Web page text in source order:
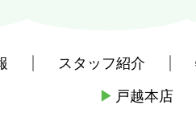
スタッフ紹介
▶ 戸越本店